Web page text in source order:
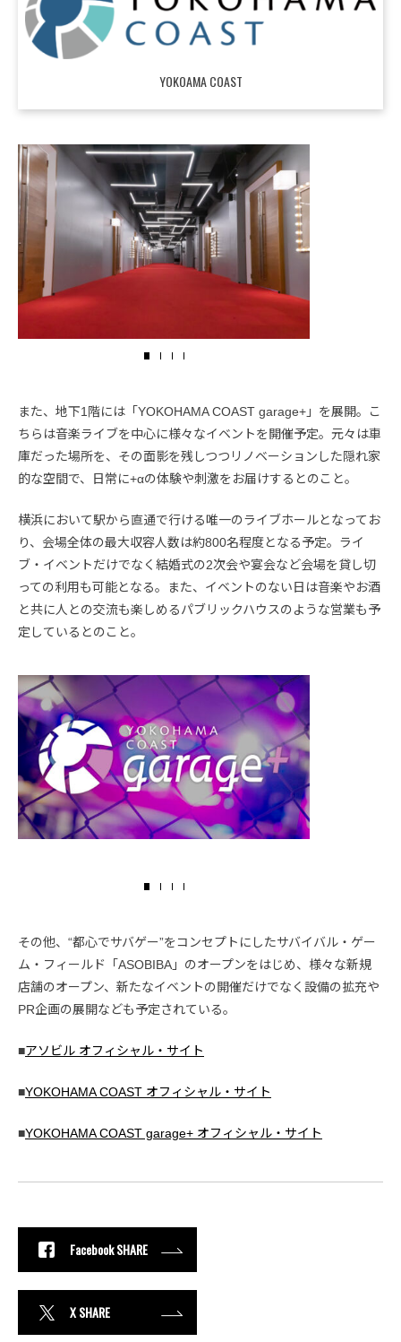
YOKOAMA COAST
また、地下1階には「YOKOHAMA COAST garage+」を展開。こ
ちらは音楽ライブを中心に様々なイベントを開催予定。元々は車
庫だった場所を、その面影を残しつつリノベーションした隠れ家
的な空間で、日常に+αの体験や刺激をお届けするとのこと。
横浜において駅から直通で行ける唯一のライブホールとなってお
り、会場全体の最大収容人数は約800名程度となる予定。ライ
ブ・イベントだけでなく結婚式の2次会や宴会など会場を貸し切
っての利用も可能となる。また、イベントのない日は音楽やお酒
と共に人との交流も楽しめるパブリックハウスのような営業も予
定しているとのこと。
その他、“都心でサバゲー”をコンセプトにしたサバイバル・ゲー
ム・フィールド「ASOBIBA」のオープンをはじめ、様々な新規
店舗のオープン、新たなイベントの開催だけでなく設備の拡充や
PR企画の展開なども予定されている。
■アソビル オフィシャル・サイト
■YOKOHAMA COAST オフィシャル・サイト
■YOKOHAMA COAST garage+ オフィシャル・サイト
Facebook SHARE
X SHARE